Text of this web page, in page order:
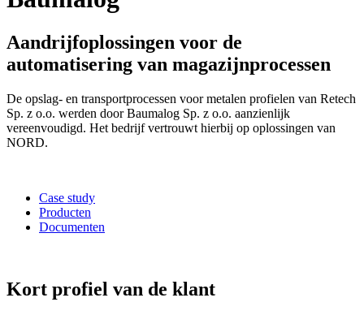
Aandrijfoplossingen voor de
automatisering van magazijnprocessen
De opslag- en transportprocessen voor metalen profielen van Retech
Sp. z o.o. werden door Baumalog Sp. z o.o. aanzienlijk
vereenvoudigd. Het bedrijf vertrouwt hierbij op oplossingen van
NORD.
Case study
Producten
Documenten
Kort profiel van de klant